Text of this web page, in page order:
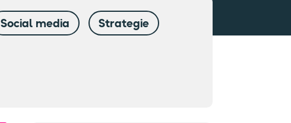
Social media Strategie